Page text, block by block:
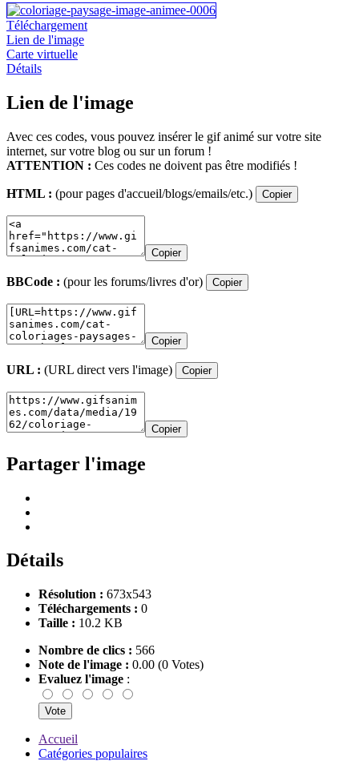
Téléchargement
Lien de l'image
Carte virtuelle
Détails
Lien de l'image
Avec ces codes, vous pouvez insérer le gif animé sur votre site
internet, sur votre blog ou sur un forum !
ATTENTION : Ces codes ne doivent pas être modifiés !
HTML : (pour pages d'accueil/blogs/emails/etc.) Copier
Copier
BBCode : (pour les forums/livres d'or) Copier
Copier
URL : (URL direct vers l'image) Copier
Copier
Partager l'image
Détails
Résolution : 673x543
Téléchargements : 0
Taille : 10.2 KB
Nombre de clics : 566
Note de l'image : 0.00 (0 Votes)
Evaluez l'image :
Accueil
Catégories populaires